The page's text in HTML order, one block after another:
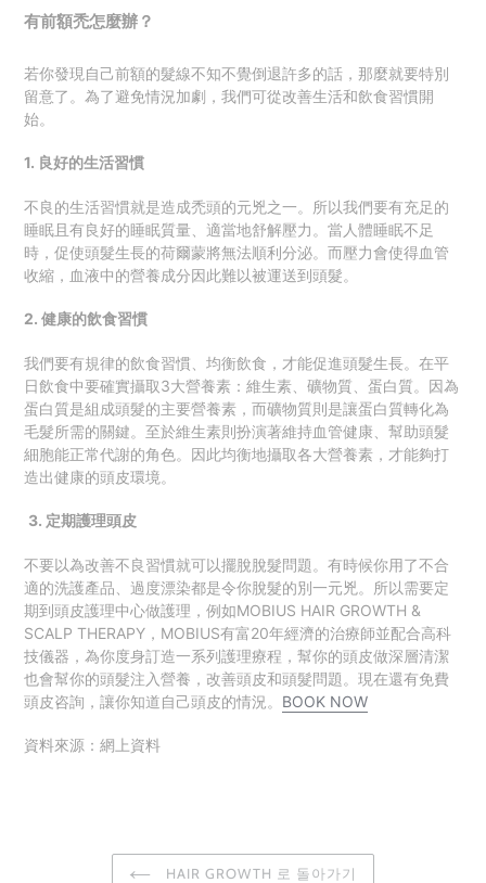
有前額禿怎麼辦？
若你發現自己前額的髮線不知不覺倒退許多的話，那麼就要特別
留意了。為了避免情況加劇，我們可從改善生活和飲食習慣開
始。
1. 良好的生活習慣
不良的生活習慣就是造成禿頭的元兇之一。所以我們要有充足的
睡眠且有良好的睡眠質量、適當地舒解壓力。當人體睡眠不足
時，促使頭髮生長的荷爾蒙將無法順利分泌。而壓力會使得血管
收縮，血液中的營養成分因此難以被運送到頭髮。
2. 健康的飲食習慣
我們要有規律的飲食習慣、均衡飲食，才能促進頭髮生長。在平
日飲食中要確實攝取3大營養素： 維生素、礦物質、蛋白質。因為
蛋白質是組成頭髮的主要營養素，而礦物質則是讓蛋白質轉化為
毛髮所需的關鍵。至於維生素則扮演著維持血管健康、幫助頭髮
細胞能正常代謝的角色。因此均衡地攝取各大營養素，才能夠打
造出健康的頭皮環境。
3. 定期護理頭皮
不要以為改善不良習慣就可以擺脫脫髮問題。有時候你用了不合
適的洗護產品、過度漂染都是令你脫髮的別一元兇。所以需要定
期到頭皮護理中心做護理 ，例如MOBIUS HAIR GROWTH &
SCALP THERAPY，MOBIUS有富20年經濟的治療師並配合高科
技儀器，為你度身訂造一系列護理療程，幫你的頭皮做深層清潔
也會幫你的頭髮注入營養，改善頭皮和頭髮問題。現在還有免費
頭皮咨詢，讓你知道自己頭皮的情況。 BOOK NOW
資料來源：網上資料
HAIR GROWTH 로 돌아가기